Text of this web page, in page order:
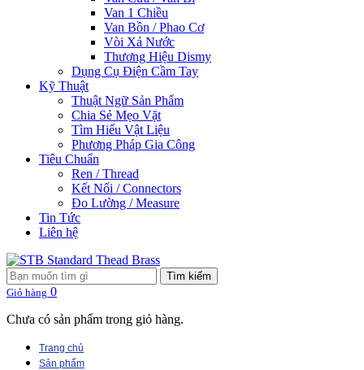
Van 1 Chiều
Van Bồn / Phao Cơ
Vòi Xả Nước
Thương Hiệu Dismy
Dụng Cụ Điện Cầm Tay
Kỹ Thuật
Thuật Ngữ Sản Phẩm
Chia Sẻ Mẹo Vặt
Tìm Hiểu Vật Liệu
Phương Pháp Gia Công
Tiêu Chuẩn
Ren / Thread
Kết Nối / Connectors
Đo Lường / Measure
Tin Tức
Liên hệ
Tìm kiếm
Giỏ hàng 0
Chưa có sản phẩm trong giỏ hàng.
Trang chủ
Sản phẩm